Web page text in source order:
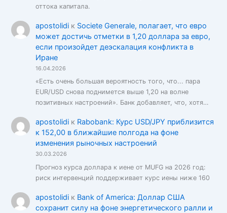
оттока капитала.
apostolidiк Societe Generale, полагает, что евро
может достичь отметки в 1,20 доллара за евро,
если произойдет деэскалация конфликта в
Иране
16.04.2026
«Есть очень большая вероятность того, что... пара
EUR/USD снова поднимется выше 1,20 на волне
позитивных настроений». Банк добавляет, что, хотя…
apostolidiк Rabobank: Курс USD/JPY приблизится
к 152,00 в ближайшие полгода на фоне
изменения рыночных настроений
30.03.2026
Прогноз курса доллара к иене от MUFG на 2026 год:
риск интервенций поддерживает курс иены ниже 160
apostolidiк Bank of America: Доллар США
сохранит силу на фоне энергетического ралли и